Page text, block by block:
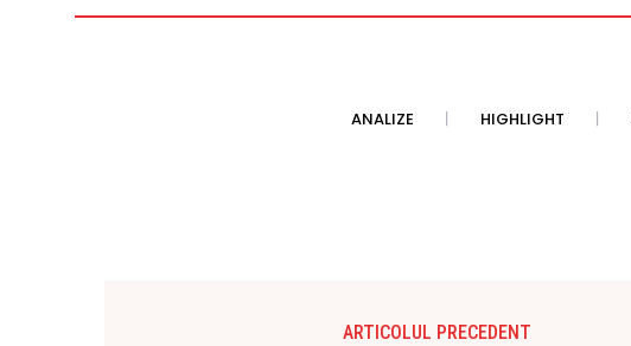
ANALIZE HIGHLIGHT
ARTICOLUL PRECEDENT